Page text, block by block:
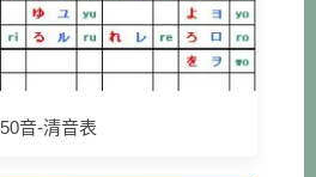
50音-清音表